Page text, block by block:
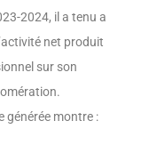
2024, il a tenu a
net produit
sur son
générée montre :